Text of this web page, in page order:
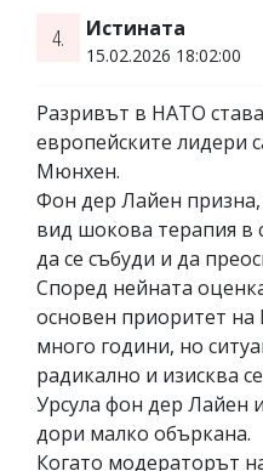
4. Истината
15.02.2026 18:02:00
Разривът в НАТО
европейските лидери
Мюнхен.
Фон дер Лайен
вид шокова терапия в
да се събуди и да
Според нейната
основен приоритет
много години, но
радикално и изисква
Урсула фон дер Лайен
дори малко объркана.
Когато модераторът